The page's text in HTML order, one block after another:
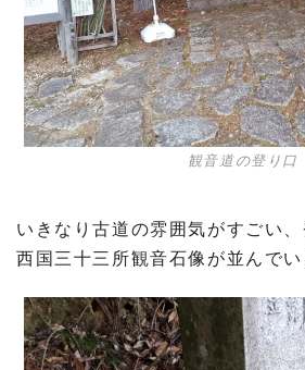
観音道の登り口
いきなり古道の雰囲気がすごい
西国三十三所観音石像が並んでい